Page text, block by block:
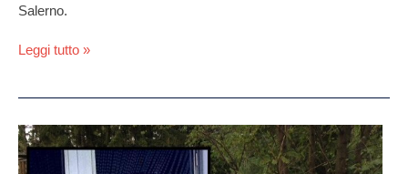
Salerno.
choc
iLeggi tutto »
Eboli,
ubriaco